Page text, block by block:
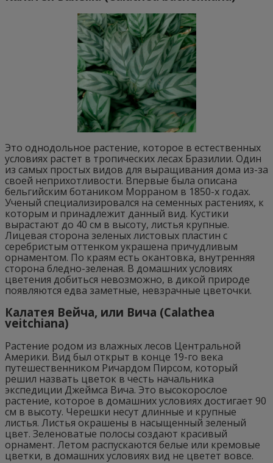
Это однодольное растение, которое в естественных
условиях растет в тропических лесах Бразилии. Один
из самых простых видов для выращивания дома из-за
своей неприхотливости. Впервые была описана
бельгийским ботаником Морраном в 1850-х годах.
Ученый специализировался на семенных растениях, к
которым и принадлежит данный вид. Кустики
вырастают до 40 см в высоту, листья крупные.
Лицевая сторона зеленых листовых пластин с
серебристым оттенком украшена причудливым
орнаментом. По краям есть окантовка, внутренняя
сторона бледно-зеленая. В домашних условиях
цветения добиться невозможно, в дикой природе
появляются едва заметные, невзрачные цветочки.
Калатея Вейча, или Вича (Calathea
veitchiana)
Растение родом из влажных лесов Центральной
Америки. Вид был открыт в конце 19-го века
путешественником Ричардом Пирсом, который
решил назвать цветок в честь начальника
экспедиции Джеймса Вича. Это высокорослое
растение, которое в домашних условиях достигает 90
см в высоту. Черешки несут длинные и крупные
листья. Листья окрашены в насыщенный зеленый
цвет. Зеленоватые полосы создают красивый
орнамент. Летом распускаются белые или кремовые
цветки, в домашних условиях вид не цветет вовсе.